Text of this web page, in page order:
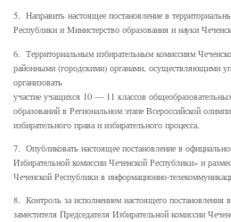
5. Направить настоящее постановление в
Республики и Министерство образования и науки
6. Территориальным избирательным комиссиям
районными (городскими) органами, осуществляющими
организовать
участие учащихся 10 — 11 классов
образований в Региональном этапе Всероссийской
избирательного права и избирательного процесса.
7. Опубликовать настоящее постановление в
Избирательной комиссии Чеченской Республики» и
Чеченской Республики в информационно-
8. Контроль за исполнением настоящего постановления
заместителя Председателя Избирательной комиссии